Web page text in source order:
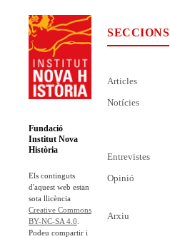
Fundació
Institut Nova
Història
Els continguts
d'aquest web estan
sota llicència
Creative Commons
BY-NC-SA 4.0
Podeu compartir i
SECCIONS
Articles
Notícies
Entrevistes
Opinió
Arxiu